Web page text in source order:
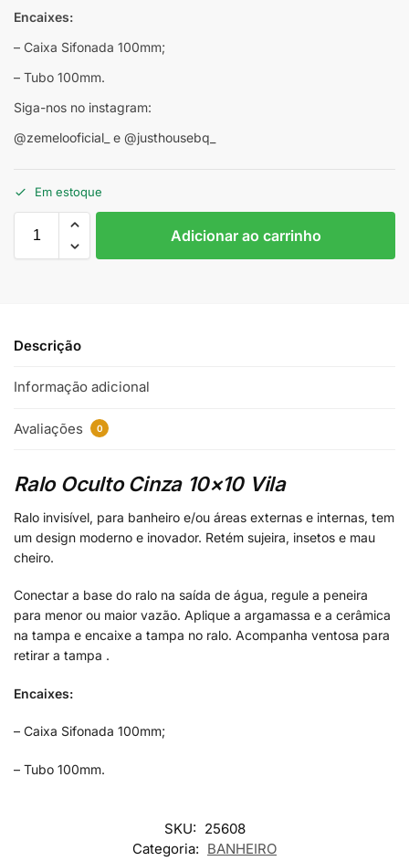
Encaixes:
– Caixa Sifonada 100mm;
– Tubo 100mm.
Siga-nos no instagram:
@zemelooficial_ e @justhousebq_
Em estoque
Adicionar ao carrinho
Descrição
Informação adicional
Avaliações 0
Ralo Oculto Cinza 10×10 Vila
Ralo invisível, para banheiro e/ou áreas externas e internas, tem
um design moderno e inovador. Retém sujeira, insetos e mau
cheiro.
Conectar a base do ralo na saída de água, regule a peneira
para menor ou maior vazão. Aplique a argamassa e a cerâmica
na tampa e encaixe a tampa no ralo. Acompanha ventosa para
retirar a tampa .
Encaixes:
– Caixa Sifonada 100mm;
– Tubo 100mm.
SKU: 25608
Categoria: BANHEIRO